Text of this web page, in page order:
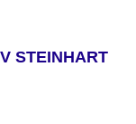
STEINHART